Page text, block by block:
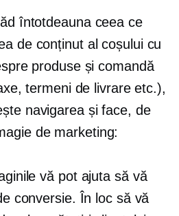
întotdeauna ceea ce
de conținut al coșului cu
produse și comandă
termeni de livrare etc.),
navigarea și face, de
de marketing:
vă pot ajuta să vă
conversie. În loc să vă